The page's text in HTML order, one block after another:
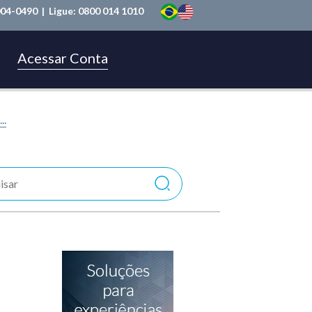
0490 | Ligue: 0800 014 1010
Acessar Conta